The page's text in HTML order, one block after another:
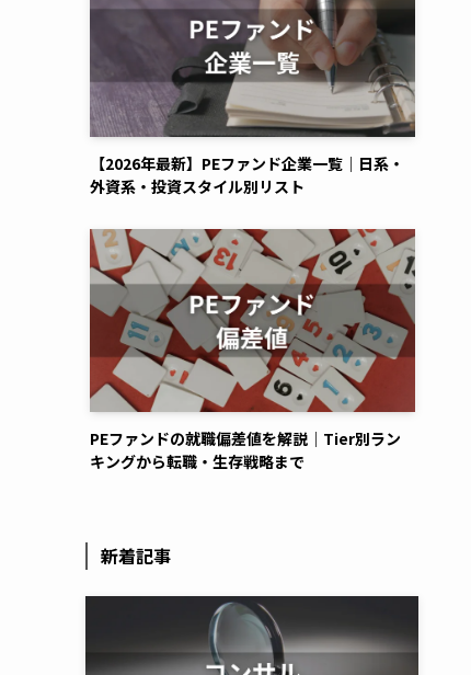
【2026年最新】PEファンド企業一覧｜日系・
外資系・投資スタイル別リスト
PEファンドの就職偏差値を解説｜Tier別ラン
キングから転職・生存戦略まで
新着記事